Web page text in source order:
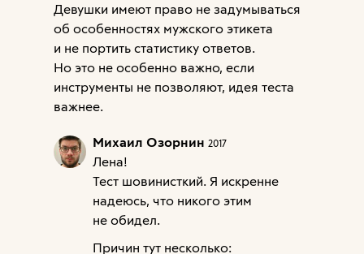
Девушки имеют право не задумываться
об особенностях мужского этикета
и не портить статистику ответов.
Но это не особенно важно, если
инструменты не позволяют, идея теста
важнее.
Михаил Озорнин 2017
Лена!
Тест шовинисткий. Я искренне
надеюсь, что никого этим
не обидел.
Причин тут несколько: